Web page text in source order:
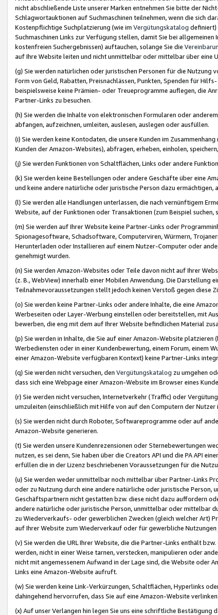
nicht abschließende Liste unserer Marken entnehmen Sie bitte der
Schlagwortauktionen auf Suchmaschinen teilnehmen, wenn die sich
Kostenpflichtige Suchplatzierung (wie im Vergütungskatalog definiert)
Suchmaschinen Links zur Verfügung stellen, damit Sie bei
kostenfreien Suchergebnissen) auftauchen, solange Sie die
auf Ihre Website leiten und nicht unmittelbar oder mittelbar über eine
(g) Sie werden natürlichen oder juristischen Personen für die Nutzung
Form von Geld, Rabatten, Preisnachlässen, Punkten, Spenden für
beispielsweise keine Prämien- oder Treueprogramme auflegen, die
Partner-Links zu besuchen.
(h) Sie werden die Inhalte von elektronischen Formularen oder
abfangen, aufzeichnen, umleiten, auslesen, auslegen oder ausfüllen.
(i) Sie werden keine Kontodaten, die unsere Kunden im
Kunden der Amazon-Websites), abfragen, erheben, einholen,
(j) Sie werden Funktionen von Schaltflächen, Links oder andere
(k) Sie werden keine Bestellungen oder andere Geschäfte über eine
und keine andere natürliche oder juristische Person dazu
(l) Sie werden alle Handlungen unterlassen, die nach vernünftigem
Website, auf der Funktionen oder Transaktionen (zum Beispiel
(m) Sie werden auf Ihrer Website keine Partner-Links oder
Spionagesoftware, Schadsoftware, Computerviren, Würmern,
Herunterladen oder Installieren auf einem Nutzer-Computer oder
genehmigt wurden.
(n) Sie werden Amazon-Websites oder Teile davon nicht auf Ihrer
(z. B., WebView) innerhalb einer Mobilen Anwendung. Die Darstellung
Teilnahmevoraussetzungen stellt jedoch keinen Verstoß gegen diese
(o) Sie werden keine Partner-Links oder andere Inhalte, die eine
Werbeseiten oder Layer-Werbung einstellen oder bereitstellen, mit
bewerben, die eng mit dem auf Ihrer Website befindlichen Material
(p) Sie werden in Inhalte, die Sie auf einer Amazon-Website
Werbediensten oder in einer Kundenbewertung, einem Forum, einem
einer Amazon-Website verfügbaren Kontext) keine Partner-Links
(q) Sie werden nicht versuchen, den Vergütungskatalog zu umgehen
dass sich eine Webpage einer Amazon-Website im Browser eines
(r) Sie werden nicht versuchen, Internetverkehr (Traffic) oder
umzuleiten (einschließlich mit Hilfe von auf den Computern der
(s) Sie werden nicht durch Roboter, Softwareprogramme oder auf
Amazon-Website generieren.
(t) Sie werden unsere Kundenrezensionen oder Sternebewertungen
nutzen, es sei denn, Sie haben über die Creators API und die PA API
erfüllen die in der Lizenz beschriebenen Voraussetzungen für die
(u) Sie werden weder unmittelbar noch mittelbar über Partner-Links
oder zu Nutzung durch eine andere natürliche oder juristische
Geschäftspartnern nicht gestatten bzw. diese nicht dazu auffordern
andere natürliche oder juristische Person, unmittelbar oder mittelbar
zu Wiederverkaufs- oder gewerblichen Zwecken (gleich welcher Art)
auf Ihrer Website zum Wiederverkauf oder für gewerbliche
(v) Sie werden die URL Ihrer Website, die die Partner-Links enthält
werden, nicht in einer Weise tarnen, verstecken, manipulieren oder
nicht mit angemessenem Aufwand in der Lage sind, die Website oder
Links eine Amazon-Website aufruft.
(w) Sie werden keine Link-Verkürzungen, Schaltflächen, Hyperlinks
dahingehend hervorrufen, dass Sie auf eine Amazon-Website
(x) Auf unser Verlangen hin legen Sie uns eine schriftliche